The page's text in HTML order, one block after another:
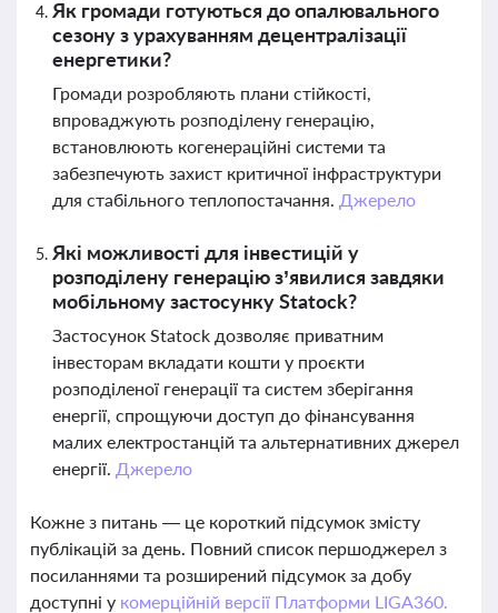
Як громади готуються до опалювального
сезону з урахуванням децентралізації
енергетики?
Громади розробляють плани стійкості,
впроваджують розподілену генерацію,
встановлюють когенераційні системи та
забезпечують захист критичної інфраструктури
для стабільного теплопостачання. Джерело
Які можливості для інвестицій у
розподілену генерацію з’явилися завдяки
мобільному застосунку Statock?
Застосунок Statock дозволяє приватним
інвесторам вкладати кошти у проєкти
розподіленої генерації та систем зберігання
енергії, спрощуючи доступ до фінансування
малих електростанцій та альтернативних джерел
енергії. Джерело
Кожне з питань — це короткий підсумок змісту
публікацій за день. Повний список першоджерел з
посиланнями та розширений підсумок за добу
доступні у комерційній версії Платформи LIGA360.